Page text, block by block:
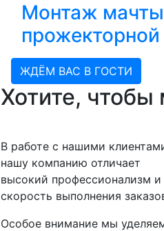
Монтаж мачты
прожекторной
ЖДЁМ ВАС В ГОСТИ
Хотите,
В работе с нашими
нашу компанию отличает
высокий профессионализм и
скорость выполнения
Особое внимание мы